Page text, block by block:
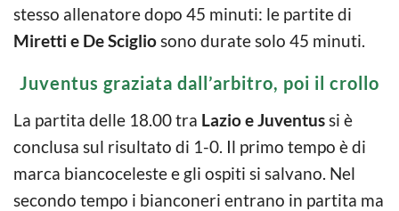
stesso allenatore dopo 45 minuti: le partite di
Miretti e De Scigliosono durate solo 45 minuti.
Juventus graziata dall’arbitro, poi il crollo
La partita delle 18.00 tra Lazio e Juventussi è
conclusa sul risultato di 1-0. Il primo tempo è di
marca biancoceleste e gli ospiti si salvano. Nel
secondo tempo i bianconeri entrano in partita ma